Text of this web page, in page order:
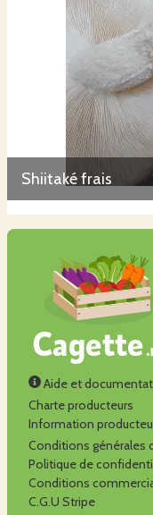
Shiitaké frais
Aide et
Charte producteurs
Information
Conditions générales
Politique de
Conditions
C.G.U Stripe